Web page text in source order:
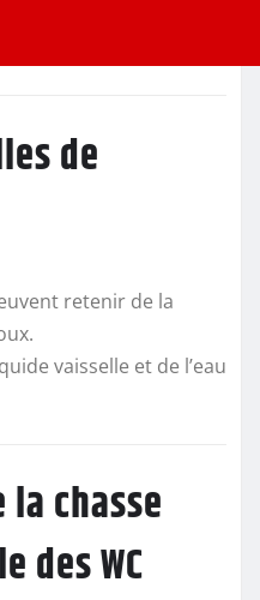
de
retenir de la
vaisselle et de l’eau
chasse
des WC